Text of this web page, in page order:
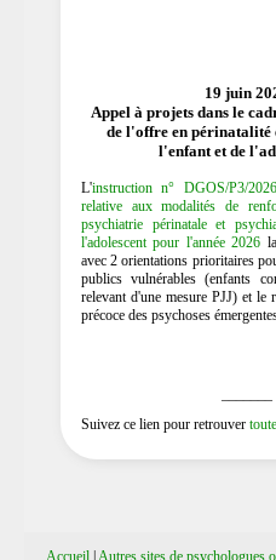
19 juin
Appel à projets dans le
de l'offre en périnatalité
l'enfant et de
L'instruction n° DGOS/P3/
relative aux modalités de
psychiatrie périnatale et
l'adolescent pour l'année 2026
avec 2 orientations prioritaires
publics vulnérables (enfants
relevant d'une mesure PJJ) et le
précoce des psychoses
Suivez ce lien pour retrouver